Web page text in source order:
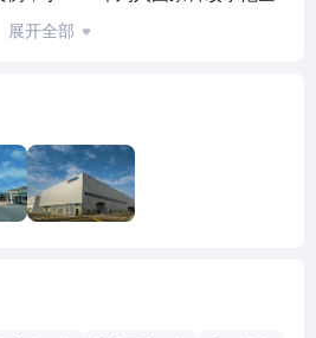
上海证券交易所科创板上市（股票
等电子化学材料的同时，将适时
其他半导体材料（如高纯石英材
全球半导体衬底、装备、制造、
的通用和定制化产品与服务。
工艺不断进步的需求，致力于成
展开全部